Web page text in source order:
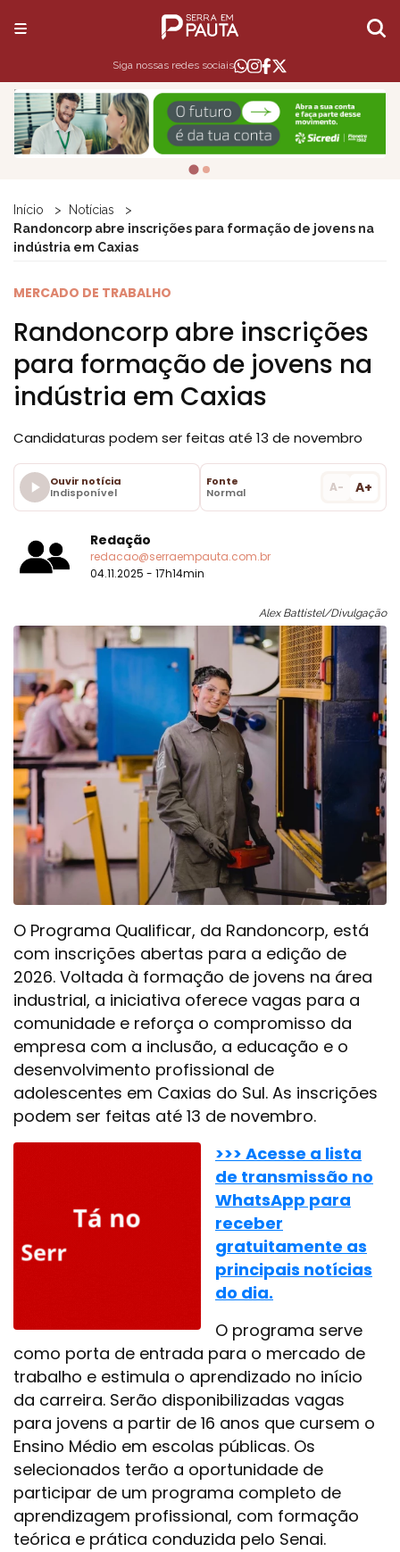
Siga nossas redes sociais
Início
Notícias
Randoncorp abre inscrições para formação de jovens na
indústria em Caxias
MERCADO DE TRABALHO
Randoncorp abre inscrições
para formação de jovens na
indústria em Caxias
Candidaturas podem ser feitas até 13 de novembro
Ouvir notícia
Indisponível
Fonte
Normal
A- A+
Redação
redacao@serraempauta.com.br
04.11.2025 - 17h14min
Alex Battistel/Divulgação
O Programa Qualificar, da Randoncorp, está
com inscrições abertas para a edição de
2026. Voltada à formação de jovens na área
industrial, a iniciativa oferece vagas para a
comunidade e reforça o compromisso da
empresa com a inclusão, a educação e o
desenvolvimento profissional de
adolescentes em Caxias do Sul. As inscrições
podem ser feitas até 13 de novembro.
>>> Acesse a lista
de transmissão no
WhatsApp para
receber
gratuitamente as
principais notícias
do dia.
O programa serve
como porta de entrada para o mercado de
trabalho e estimula o aprendizado no início
da carreira. Serão disponibilizadas vagas
para jovens a partir de 16 anos que cursem o
Ensino Médio em escolas públicas. Os
selecionados terão a oportunidade de
participar de um programa completo de
aprendizagem profissional, com formação
teórica e prática conduzida pelo Senai.